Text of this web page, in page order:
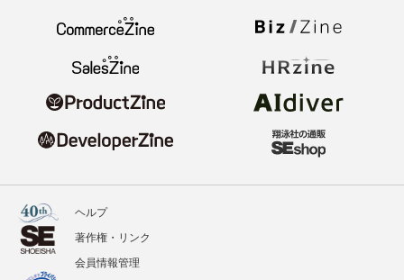
ヘルプ
著作権・リンク
会員情報管理